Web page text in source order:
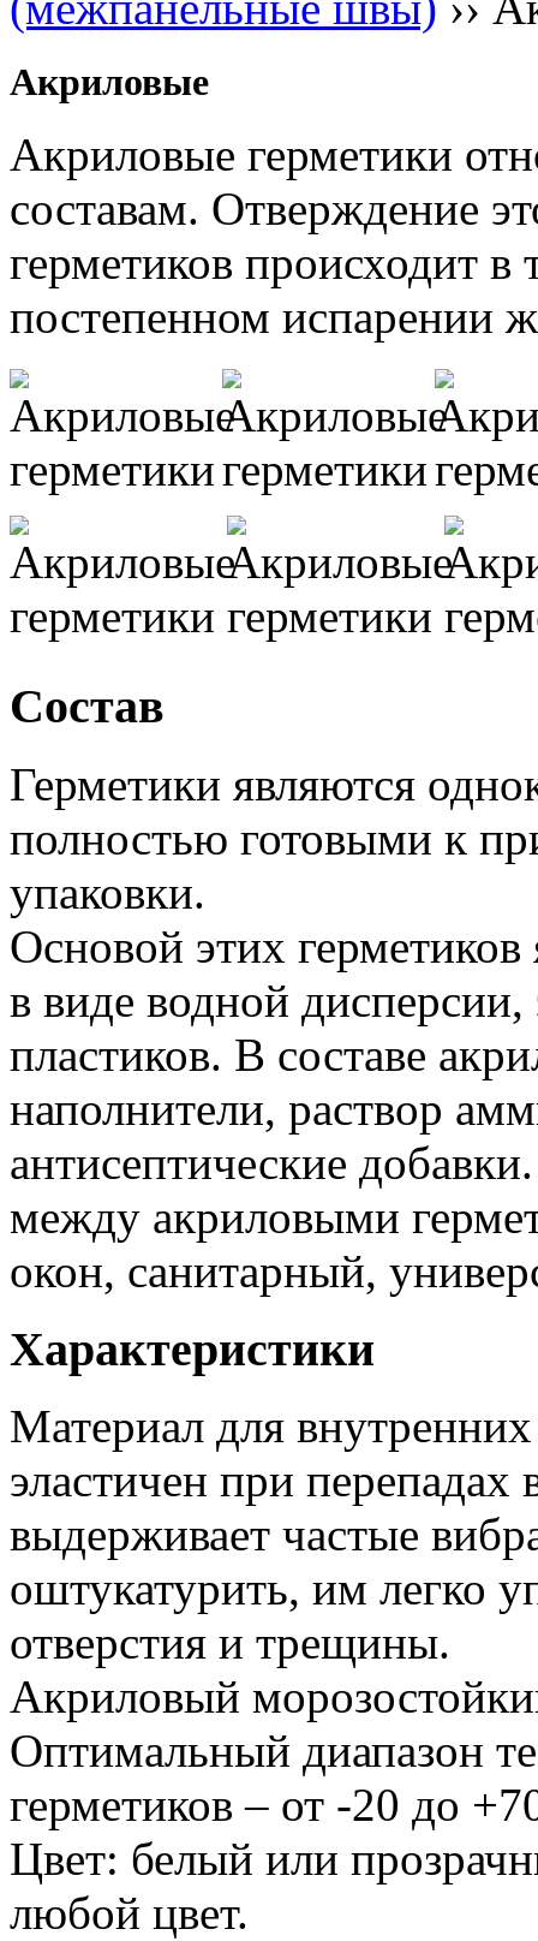
Акриловые
Акриловые герметики
составам. Отверждение
герметиков происходит в
постепенном испарении
Состав
Герметики являются
полностью готовыми к
упаковки.
Основой этих герметиков
в виде водной
пластиков. В составе
наполнители, раствор
антисептические
между акриловыми
окон, санитарный,
Характеристики
Материал для
эластичен при
выдерживает частые
оштукатурить, им легко
отверстия и трещины.
Акриловый
Оптимальный диапазон
герметиков – от -20 до
Цвет: белый или
любой цвет.